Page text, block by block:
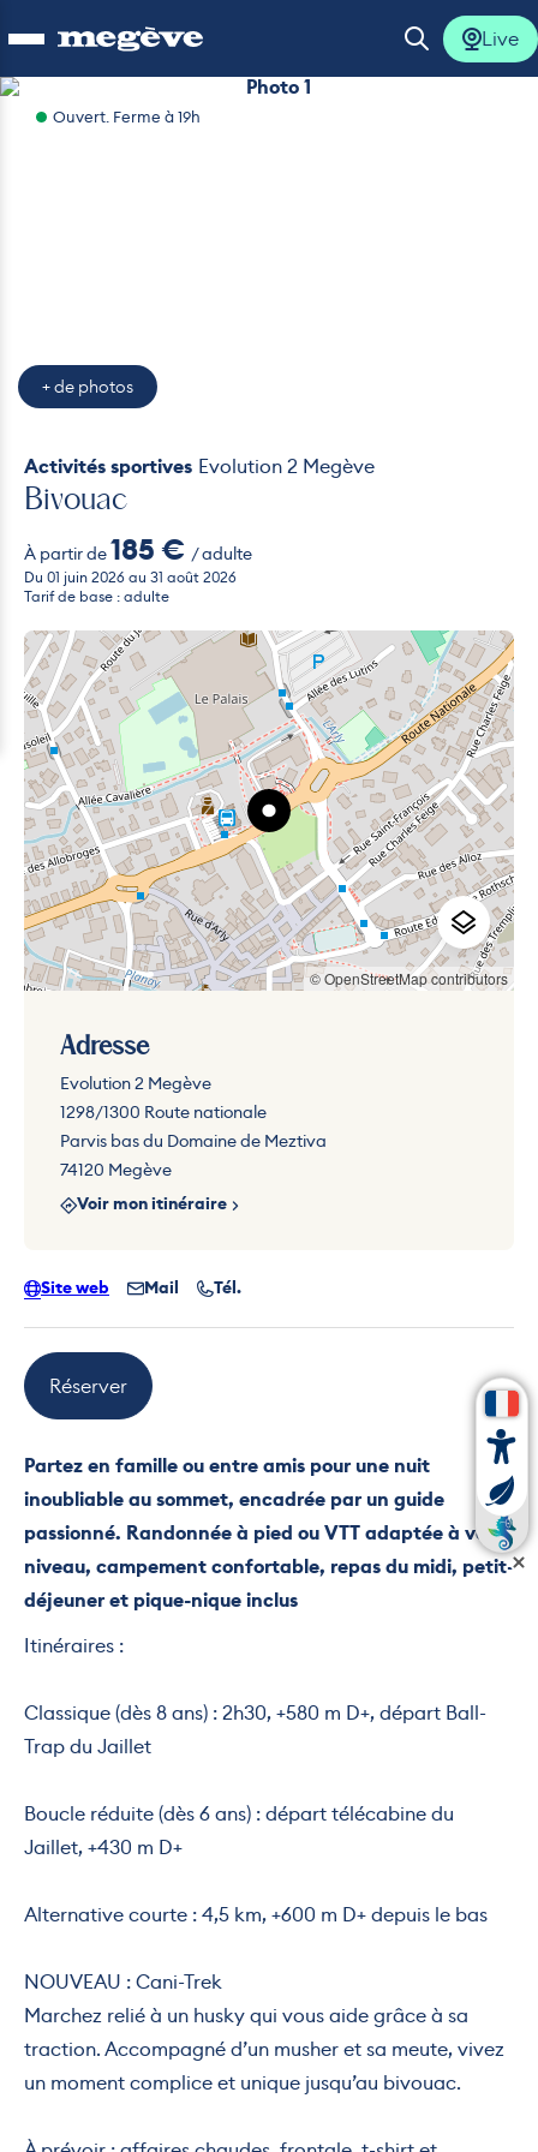
Ouvrir le menu Ouvrir la
Live
Activités sportives Evolution 2 Megève
Bivouac
Photo 1
+ de photos
Ouvert. Ferme à 19h
Partez en famille ou entre amis pour une nuit
inoubliable au sommet, encadrée par un guide
passionné. Randonnée à pied ou VTT adaptée à votre
niveau, campement confortable, repas du midi, petit-
déjeuner et pique-nique inclus
Itinéraires :
Classique (dès 8 ans) : 2h30, +580 m D+, départ Ball-
Trap du Jaillet
Boucle réduite (dès 6 ans) : départ télécabine du
Jaillet, +430 m D+
Alternative courte : 4,5 km, +600 m D+ depuis le bas
NOUVEAU : Cani-Trek
Marchez relié à un husky qui vous aide grâce à sa
traction. Accompagné d’un musher et sa meute, vivez
un moment complice et unique jusqu’au bivouac.
À partir de185 € / adulte
Du 01 juin 2026 au 31 août 2026
Tarif de base : adulte
© OpenStreetMap contributors
Adresse
Evolution 2 Megève
1298/1300 Route nationale
Parvis bas du Domaine de Meztiva
74120 Megève
Voir mon itinéraire
Site web Mail Tél.
Réserver